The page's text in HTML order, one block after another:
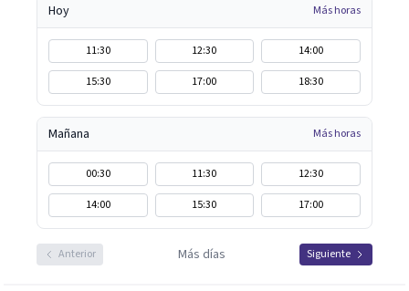
Hoy Más horas
11:30 12:30
14:00
15:30
17:00 18:30
Mañana Más horas
00:30 11:30
12:30
14:00
15:30 17:00
Anterior Más días Siguiente